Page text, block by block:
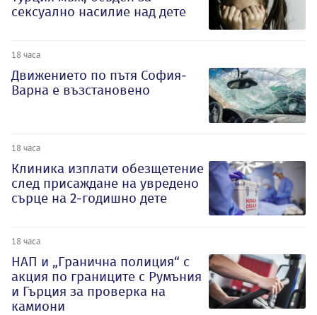
сексуално насилие над дете
18 часа
Движението по пътя София-
Варна е възстановено
18 часа
Клиника изплати обезщетение
след присаждане на увредено
сърце на 2-годишно дете
18 часа
НАП и „Гранична полиция“ с
акция по границите с Румъния
и Гърция за проверка на
камиони